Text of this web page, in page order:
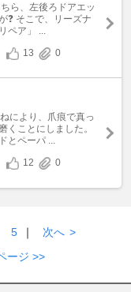
ちら、左後ろドアエッ
❓ そこで、リーズナ
ペア」 ...
13 0
により、爪痕で真っ
くことにしました。
とペーパ ...
12 0
5 ｜ 次へ >
ージ >>